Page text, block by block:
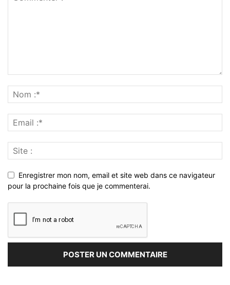
Enregistrer mon nom, email et site web dans ce navigateur
pour la prochaine fois que je commenterai.